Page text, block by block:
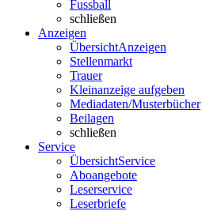
Fussball
schließen
Anzeigen
ÜbersichtAnzeigen
Stellenmarkt
Trauer
Kleinanzeige aufgeben
Mediadaten/Musterbücher
Beilagen
schließen
Service
ÜbersichtService
Aboangebote
Leserservice
Leserbriefe